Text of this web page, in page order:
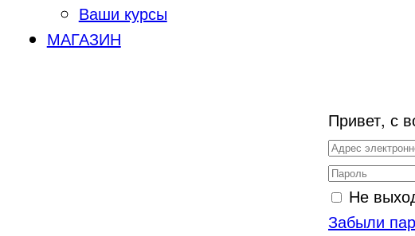
Ваши курсы
МАГАЗИН
Привет, с
Не
Забыли